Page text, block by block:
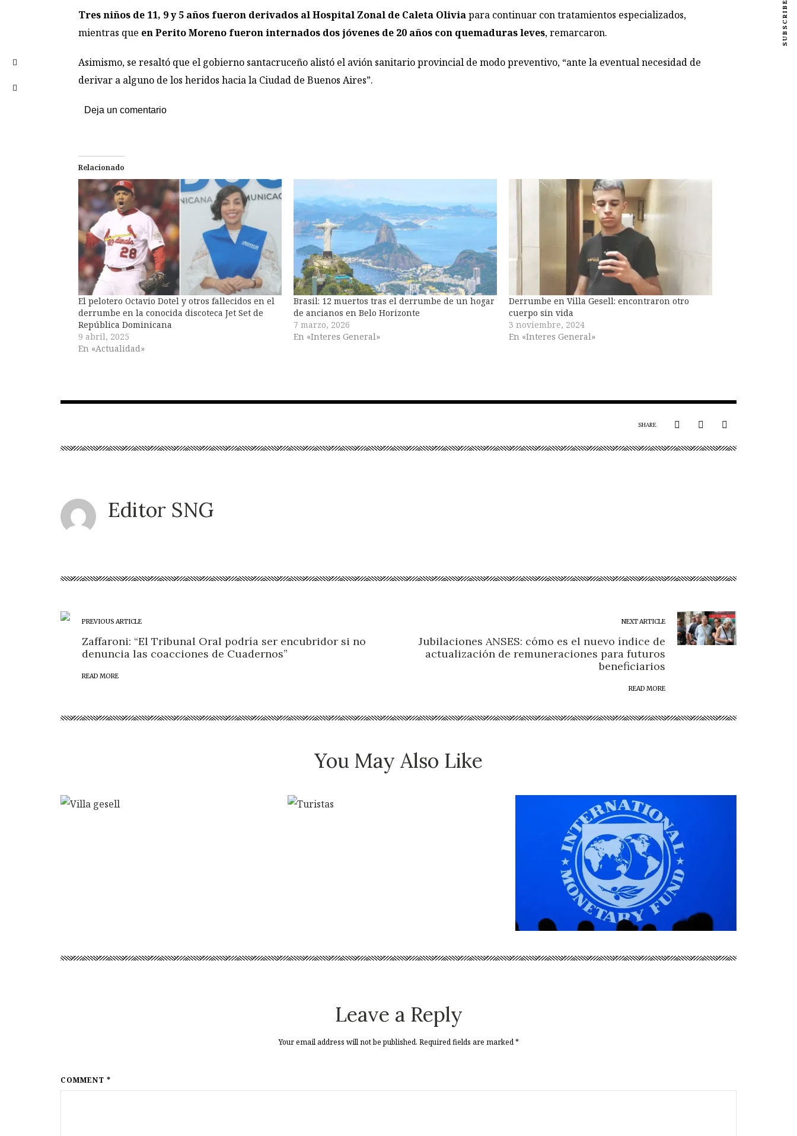
Tres niños de 11, 9 y 5 años fueron derivados al Hospital Zonal de Caleta Oliviapara continuar con tratamientos especializados,
mientras que en Perito Moreno fueron internados dos jóvenes de 20 años con quemaduras leves, remarcaron.
Asimismo, se resaltó que el gobierno santacruceño alistó el avión sanitario provincial de modo preventivo, “ante la eventual necesidad de
derivar a alguno de los heridos hacia la Ciudad de Buenos Aires”.
Deja un comentario
Relacionado
El pelotero Octavio Dotel y otros fallecidos en el
derrumbe en la conocida discoteca Jet Set de
República Dominicana
9 abril, 2025
En «Actualidad»
Brasil: 12 muertos tras el derrumbe de un hogar
de ancianos en Belo Horizonte
7 marzo, 2026
En «Interes General»
Derrumbe en Villa Gesell: encontraron otro
cuerpo sin vida
3 noviembre, 2024
En «Interes General»
SHARE
Editor SNG
PREVIOUS ARTICLE
Zaffaroni: “El Tribunal Oral podría ser encubridor si no
denuncia las coacciones de Cuadernos”
READ MORE
NEXT ARTICLE
Jubilaciones ANSES: cómo es el nuevo índice de
actualización de remuneraciones para futuros
beneficiarios
READ MORE
You May Also Like
Leave a Reply
Your email address will not be published. Required fields are marked*
COMMENT *
SUBSCRIBE